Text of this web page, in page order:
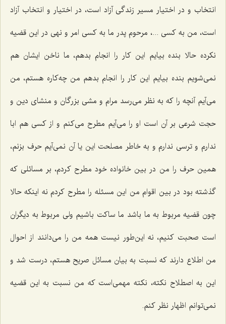
انتخاب و در اختیار مسیر زندگی آزاد است، در اختیار و انتخاب آزاد
است، من به کسی ...، مرحوم پدر ما به کسی امر و نهی در این قضیه
نکرده حالا بنده بیایم این کار را انجام بدهم، ما ناخن ایشان هم
نمی‌شویم بنده بیایم این کار را انجام بدهم من چه‌کاره هستم، من
می‌آیم آنچه را که به نظر می‌رسد مرام و مشی بزرگان و منشای دین و
حجت شرعی بر آن است او را می‌آیم مطرح می‌کنم و از کسی هم ابا
ندارم و ترسی ندارم و به خاطر مصلحت این یا آن نمی‌آیم حرف بزنم،
همین حرف را من در بین خانواده خود مطرح کردم، بر مسائلی که
گذشته بود در بین اقوام من این مسئله را مطرح کردم نه اینکه حالا
چون قضیه مربوط به ما باشد ما ساکت باشیم ولی مربوط به دیگران
است صحبت کنیم، نه این‌طور نیست همه من را می‌دانند از احوال
من اطلاع دارند که نسبت به بیان مسائل صریح هستم، درست شد و
این به اصطلاح نکته، نکته مهمی‌است که من نسبت به این قضیه
نمی‌توانم اظهار نظر کنم.